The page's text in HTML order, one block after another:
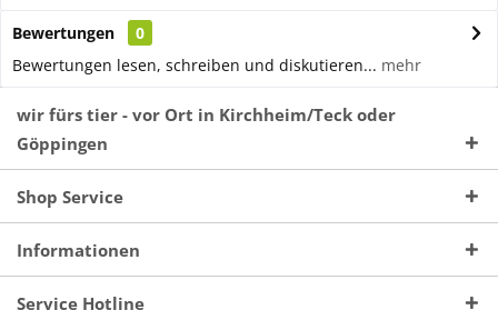
Bewertungen
0
Bewertungen lesen, schreiben und diskutieren... mehr
wir fürs tier - vor Ort in Kirchheim/Teck oder
Göppingen
Shop Service
Informationen
Service Hotline